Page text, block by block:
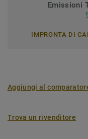
Emissioni
IMPRONTA DI
Aggiungi al
Trova un rivenditore